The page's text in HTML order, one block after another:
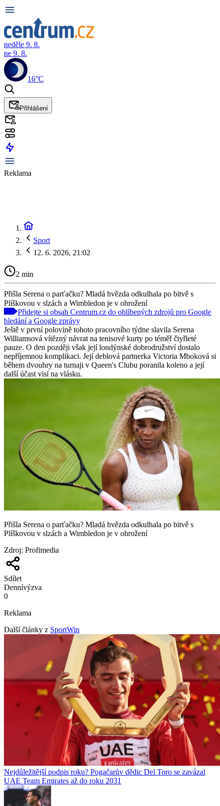
neděle 9. 8.
ne 9. 8.
16°C
Přihlášení
Reklama
Sport
12. 6. 2026, 21:02
2 min
Přišla Serena o parťačku? Mladá hvězda odkulhala po bitvě s
Plíškovou v slzách a Wimbledon je v ohrožení
Přidejte si obsah Centrum.cz do oblíbených zdrojů pro Google
hledání a Google zprávy
Ještě v první polovině tohoto pracovního týdne slavila Serena
Williamsová vítězný návrat na tenisové kurty po téměř čtyřleté
pauze. O den později však její londýnské dobrodružství dostalo
nepříjemnou komplikaci. Její deblová partnerka Victoria Mboková si
během dvouhry na turnaji v Queen's Clubu poranila koleno a její
další účast visí na vlásku.
Přišla Serena o parťačku? Mladá hvězda odkulhala po bitvě s
Plíškovou v slzách a Wimbledon je v ohrožení
Zdroj: Profimedia
Sdílet
Dennívýzva
0
Reklama
Další články z SportWin
Nejdůležitější podpis roku? Pogačarův dědic Del Toro se zavázal
UAE Team Emirates až do roku 2031